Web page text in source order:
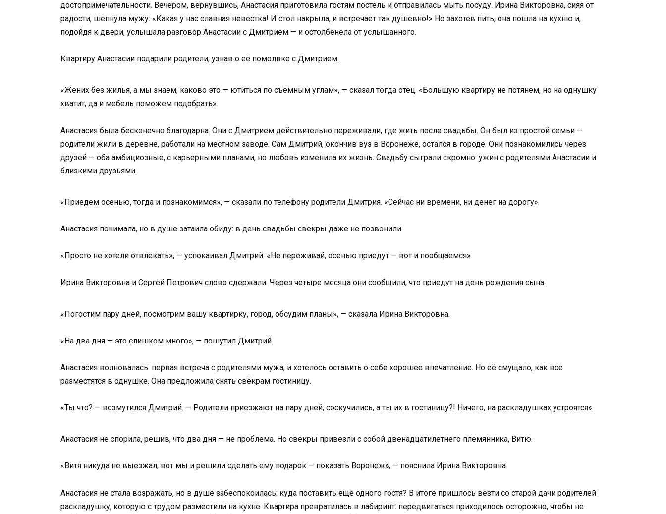
достопримечательности. Вечером, вернувшись, Анастасия приготовила гостям постель и отправилась мыть посуду. Ирина Викторовна, сияя от
радости, шепнула мужу: «Какая у нас славная невестка! И стол накрыла, и встречает так душевно!» Но захотев пить, она пошла на кухню и,
подойдя к двери, услышала разговор Анастасии с Дмитрием — и остолбенела от услышанного.
Квартиру Анастасии подарили родители, узнав о её помолвке с Дмитрием.
«Жених без жилья, а мы знаем, каково это — ютиться по съёмным углам», — сказал тогда отец. «Большую квартиру не потянем, но на однушку
хватит, да и мебель поможем подобрать».
Анастасия была бесконечно благодарна. Они с Дмитрием действительно переживали, где жить после свадьбы. Он был из простой семьи —
родители жили в деревне, работали на местном заводе. Сам Дмитрий, окончив вуз в Воронеже, остался в городе. Они познакомились через
друзей — оба амбициозные, с карьерными планами, но любовь изменила их жизнь. Свадьбу сыграли скромно: ужин с родителями Анастасии и
близкими друзьями.
«Приедем осенью, тогда и познакомимся», — сказали по телефону родители Дмитрия. «Сейчас ни времени, ни денег на дорогу».
Анастасия понимала, но в душе затаила обиду: в день свадьбы свёкры даже не позвонили.
«Просто не хотели отвлекать», — успокаивал Дмитрий. «Не переживай, осенью приедут — вот и пообщаемся».
Ирина Викторовна и Сергей Петрович слово сдержали. Через четыре месяца они сообщили, что приедут на день рождения сына.
«Погостим пару дней, посмотрим вашу квартирку, город, обсудим планы», — сказала Ирина Викторовна.
«На два дня — это слишком много», — пошутил Дмитрий.
Анастасия волновалась: первая встреча с родителями мужа, и хотелось оставить о себе хорошее впечатление. Но её смущало, как все
разместятся в однушке. Она предложила снять свёкрам гостиницу.
«Ты что? — возмутился Дмитрий. — Родители приезжают на пару дней, соскучились, а ты их в гостиницу?! Ничего, на раскладушках устроятся».
Анастасия не спорила, решив, что два дня — не проблема. Но свёкры привезли с собой двенадцатилетнего племянника, Витю.
«Витя никуда не выезжал, вот мы и решили сделать ему подарок — показать Воронеж», — пояснила Ирина Викторовна.
Анастасия не стала возражать, но в душе забеспокоилась: куда поставить ещё одного гостя? В итоге пришлось везти со старой дачи родителей
раскладушку, которую с трудом разместили на кухне. Квартира превратилась в лабиринт: передвигаться приходилось осторожно, чтобы не